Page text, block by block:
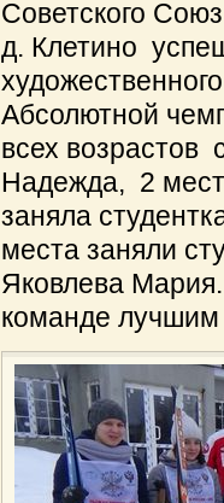
Советского
д. Клетино
Абсолютной
всех возрастов
Надежда, 2
заняла
места заняли
Яковлева
команде